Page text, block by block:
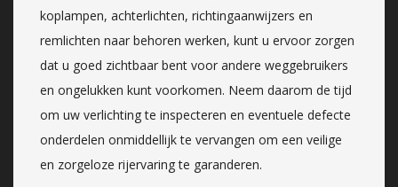
koplampen, achterlichten, richtingaanwijzers en
remlichten naar behoren werken, kunt u ervoor zorgen
dat u goed zichtbaar bent voor andere weggebruikers
en ongelukken kunt voorkomen. Neem daarom de tijd
om uw verlichting te inspecteren en eventuele defecte
onderdelen onmiddellijk te vervangen om een veilige
en zorgeloze rijervaring te garanderen.